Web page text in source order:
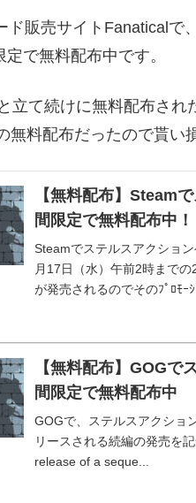
ド販売サイトFanaticalで
で無料配布中です。
立て続けに無料配布さ
無料配布だったので貰
【無料配布】Steam
間限定で無料配布中
Steamでステルスアクショ
月17日（水）午前2時まで
が発売されるのでそのﾌﾟﾛﾓｰ
【無料配布】GOG
間限定で無料配布中
GOGで、ステルスアクショ
リースされる続編の発売を
release of a seque...